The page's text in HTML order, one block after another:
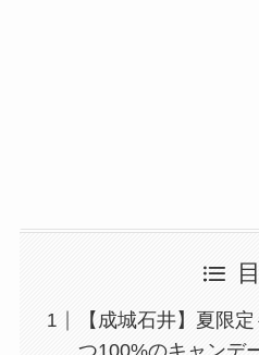
【成城石井】夏限